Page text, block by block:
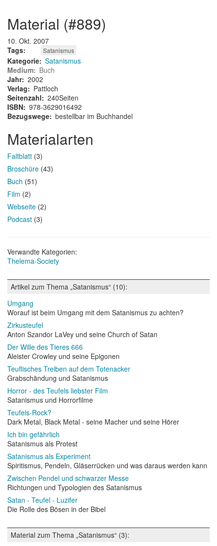
material (#889)
10. Okt. 2007
Tags
Satanismus
Kategorie Satanismus
Medium
Buch
Jahr 2002
Verlag
Pattloch
Seitenzahl
240Seiten
ISBN 978-3629016492
Bezugswege bestellbar im Buchhandel
Materialarten
Faltblatt (3)
Broschüre (43)
Buch (51)
Film (2)
Webseite (2)
Podcast (3)
Verwandte Kategorien:
Thelema-Society
Artikel zum Thema „Satanismus“ (10):
Umgang
Worauf ist beim Umgang mit dem Satanismus zu achten?
Zirkusteufel
Anton Szandor LaVey und seine Church of Satan
Der Wille des Tieres 666
Aleister Crowley und seine Epigonen
Teuflisches Treiben auf dem Totenacker
Grabschändung und Satanismus
Horror - des Teufels liebster Film
Satanismus und Horrorfilme
Teufels-Rock?
Dark Metal, Black Metal - seine Macher und seine Hörer
Ich bin gefährlich
Satanismus als Protest
Satanismus als Experiment
Spiritismus, Pendeln, Gläserrücken und was daraus werden kann
Zwischen Pendel und schwarzer Messe
Richtungen und Typologien des Satanismus
Satan - Teufel - Luzifer
Die Rolle des Bösen in der Bibel
Material zum Thema „Satanismus“ (3):